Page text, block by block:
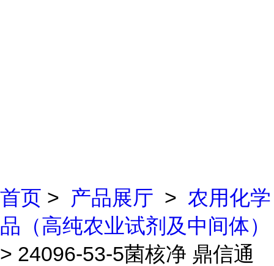
首页 > 产品展厅 > 农用化学
品（高纯农业试剂及中间体）
> 24096-53-5菌核净 鼎信通